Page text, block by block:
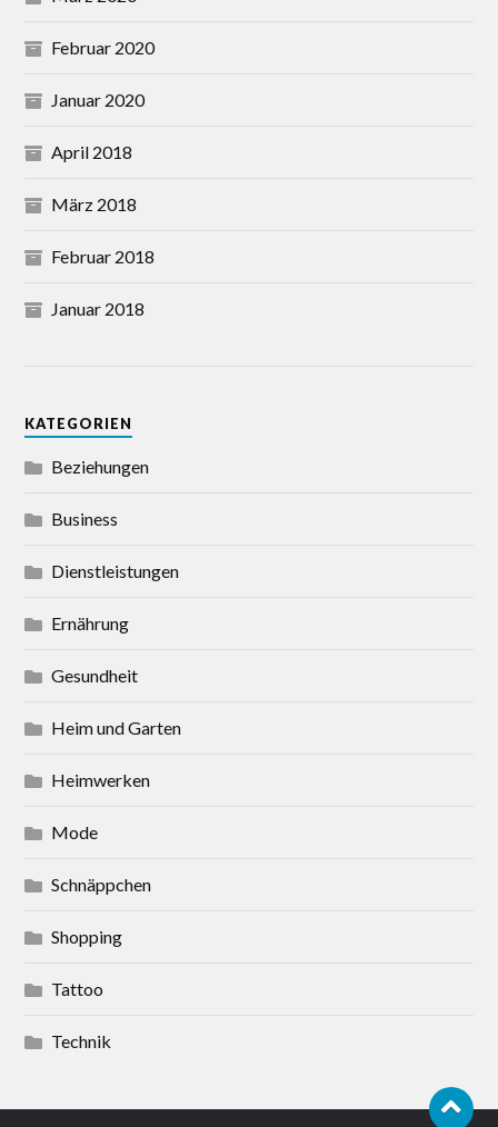
Februar 2020
Januar 2020
April 2018
März 2018
Februar 2018
Januar 2018
KATEGORIEN
Beziehungen
Business
Dienstleistungen
Ernährung
Gesundheit
Heim und Garten
Heimwerken
Mode
Schnäppchen
Shopping
Tattoo
Technik